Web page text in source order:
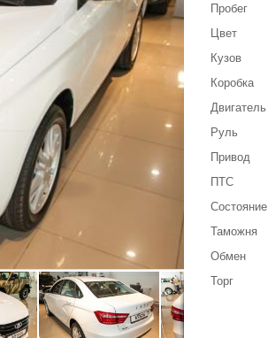
Пробег
Цвет
Кузов
Коробка
Двигатель
Руль
Привод
ПТС
Состояние
Таможня
Обмен
Торг